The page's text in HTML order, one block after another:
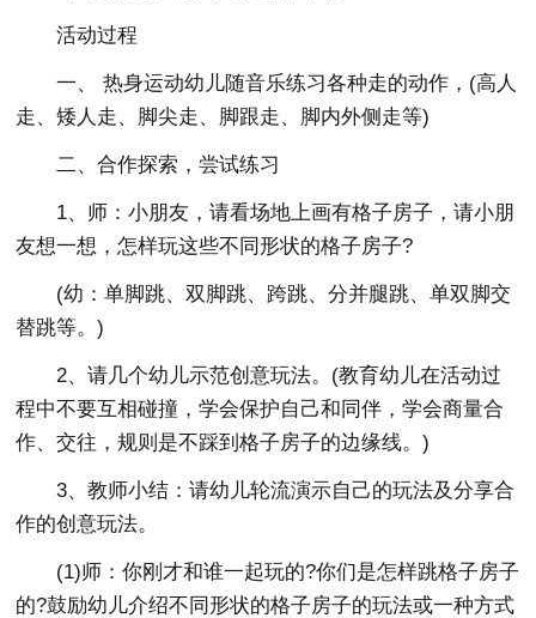
活动过程
一、 热身运动幼儿随音乐练习各种走的动作，(高人
走、矮人走、脚尖走、脚跟走、脚内外侧走等)
二、合作探索，尝试练习
1、师：小朋友，请看场地上画有格子房子，请小朋
友想一想，怎样玩这些不同形状的格子房子?
(幼：单脚跳、双脚跳、跨跳、分并腿跳、单双脚交
替跳等。)
2、请几个幼儿示范创意玩法。(教育幼儿在活动过
程中不要互相碰撞，学会保护自己和同伴，学会商量合
作、交往，规则是不踩到格子房子的边缘线。)
3、教师小结：请幼儿轮流演示自己的玩法及分享合
作的创意玩法。
(1)师：你刚才和谁一起玩的?你们是怎样跳格子房子
的?鼓励幼儿介绍不同形状的格子房子的玩法或一种方式